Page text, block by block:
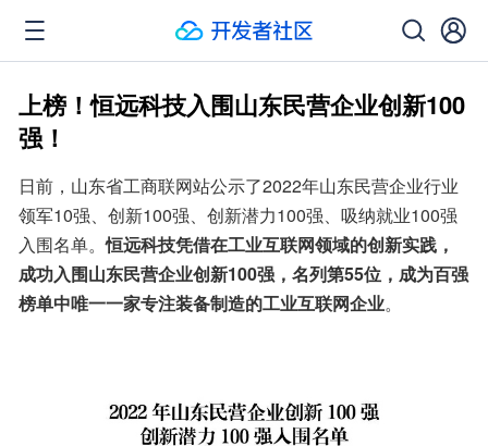
上榜！恒远科技入围山东民营企业创新100
强！
日前，山东省工商联网站公示了2022年山东民营企业行业
领军10强、创新100强、创新潜力100强、吸纳就业100强
入围名单。恒远科技凭借在工业互联网领域的创新实践，
成功入围山东民营企业创新100强，名列第55位，成为百强
榜单中唯一一家专注装备制造的工业互联网企业。